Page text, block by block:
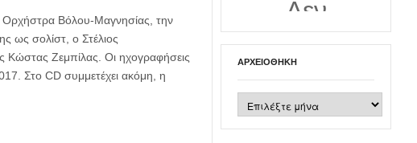
Ορχήστρα Βόλου-Μαγνησίας, την
ως σολίστ, ο Στέλιος
Κώστας Ζεμπίλας. Οι ηχογραφήσεις
Στο CD συμμετέχει ακόμη, η
ΑΡΧΕΙΟΘΉΚΗ